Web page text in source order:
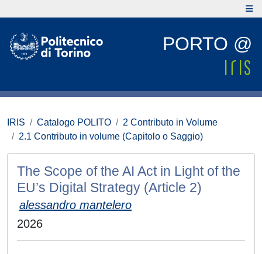
PORTO @
IRIS Catalogo POLITO
2 Contributo in Volume
2.1 Contributo in volume (Capitolo o Saggio)
The Scope of the AI Act in Light of the
EU’s Digital Strategy (Article 2)
alessandro mantelero
2026